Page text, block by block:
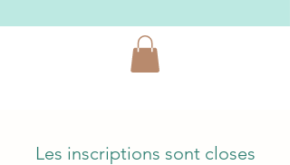
Les inscriptions sont closes